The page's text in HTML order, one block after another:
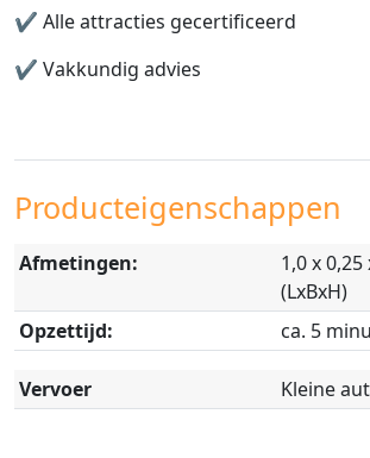
✔️ Alle attracties gecertificeerd
✔️ Vakkundig advies
Producteigenschappen
Afmetingen:
1,0 x
(LxBxH)
Opzettijd:
ca. 5
Vervoer Kleine